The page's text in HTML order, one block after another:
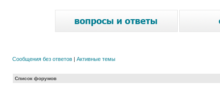
Сообщения без ответов | Активные темы
Список форумов